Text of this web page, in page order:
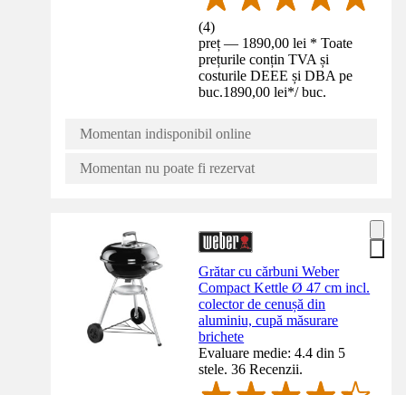
(4)
preț — 1890,00 lei * Toate
prețurile conțin TVA și
costurile DEEE și DBA pe
buc.1890,00 lei*/ buc.
Momentan indisponibil online
Momentan nu poate fi rezervat
Grătar cu cărbuni Weber
Compact Kettle Ø 47 cm incl.
colector de cenușă din
aluminiu, cupă măsurare
brichete
Evaluare medie: 4.4 din 5
stele. 36 Recenzii.